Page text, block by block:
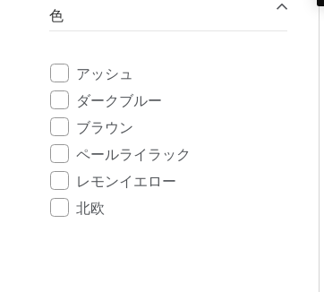
色
アッシュ
ダークブルー
ブラウン
ペールライラック
レモンイエロー
北欧